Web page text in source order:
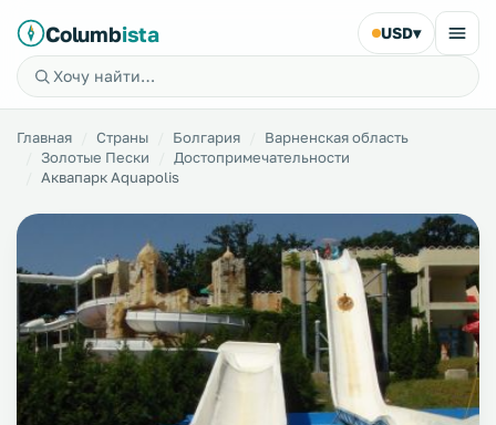
Columbista USD▾
Главная Страны Болгария
Варненская область
Золотые Пески
Достопримечательности
Аквапарк Aquapolis